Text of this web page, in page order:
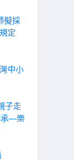
擬採
定
中小
子走
承—樂